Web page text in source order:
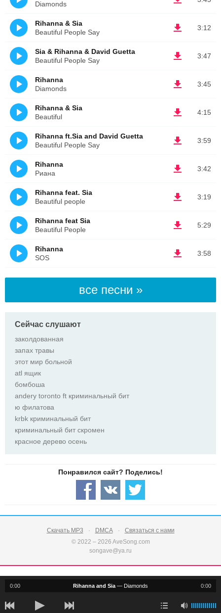
Diamonds
3:12
Rihanna & Sia
Beautiful People Say
3:47
Sia & Rihanna & David Guetta
Beautiful People Say
3:45
Rihanna
Diamonds
4:15
Rihanna & Sia
Beautiful
3:59
Rihanna ft.Sia and David Guetta
Beautiful People Say
3:42
Rihanna
Риана
3:19
Rihanna feat. Sia
Beautiful people
5:29
Rihanna feat Sia
Beautiful People
3:58
Rihanna
SOS
все песни »
Сейчас слушают
заколдованная
запах травы
этот мир больной
atl ящик
бомбоша
andery toronto ft криминальный бит
ю филатова
krbk криминальный бит
криминальный бит скромен
красное дерево осень
Скачать MP3 DMCA
Связаться с нами
© 2022 – 2026 AveSong.com
songave@ya.ru
0:00 0:00
Rihanna and Sia — Diamonds